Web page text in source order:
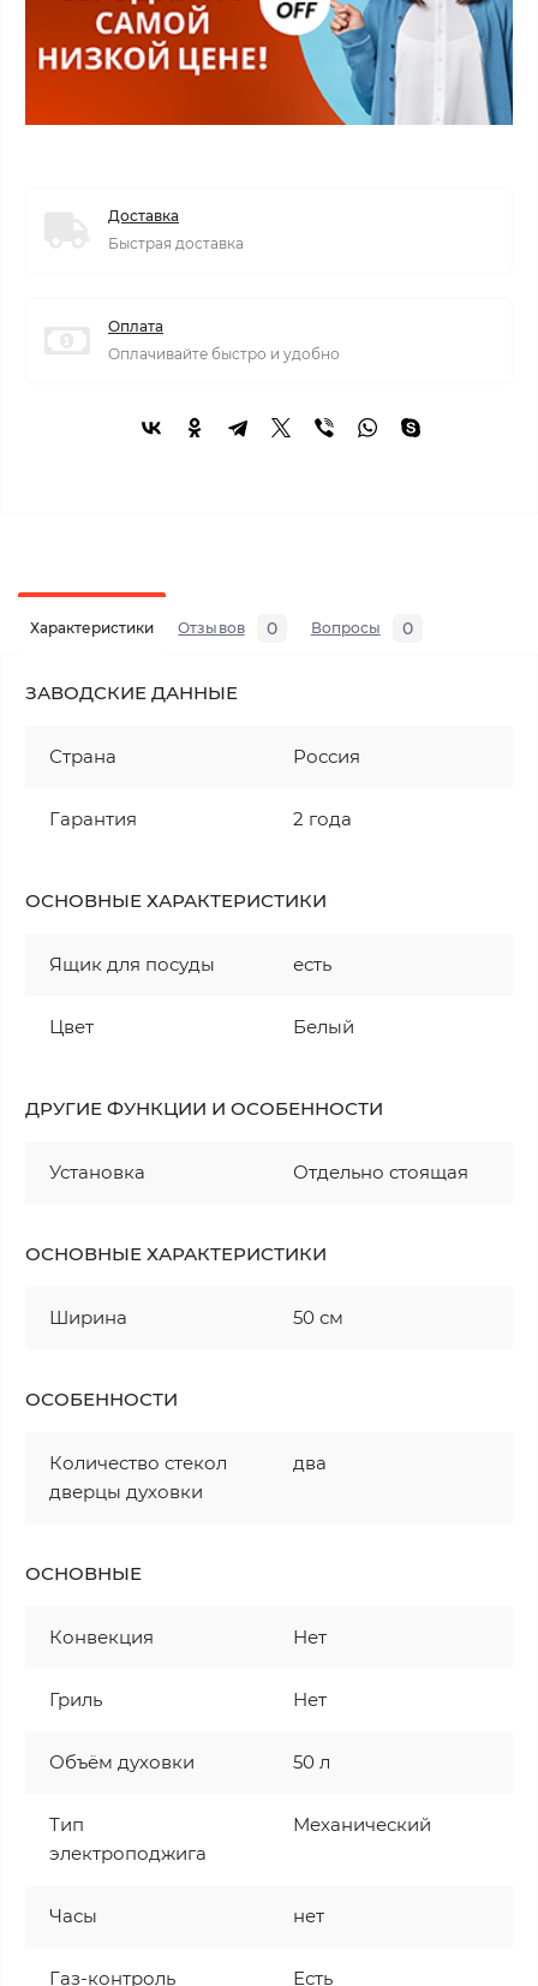
Доставка
Быстрая доставка
Оплата
Оплачивайте быстро и удобно
Характеристики Отзывов 0 Вопросы 0
ЗАВОДСКИЕ ДАННЫЕ
Страна Россия
Гарантия 2 года
ОСНОВНЫЕ ХАРАКТЕРИСТИКИ
Ящик для посуды есть
Цвет Белый
ДРУГИЕ ФУНКЦИИ И ОСОБЕННОСТИ
Установка Отдельно стоящая
ОСНОВНЫЕ ХАРАКТЕРИСТИКИ
Ширина 50 см
ОСОБЕННОСТИ
Количество стекол
дверцы духовки
два
ОСНОВНЫЕ
Конвекция Нет
Гриль Нет
Объём духовки 50 л
Тип
электроподжига
Механический
Часы нет
Газ-контроль Есть